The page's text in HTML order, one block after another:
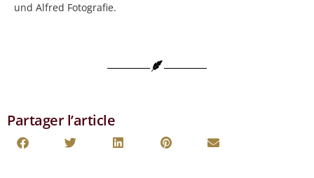
und Alfred Fotografie.
Partager l’article